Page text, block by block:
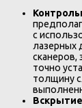
с
лазерных
сканеров,
точно
толщину